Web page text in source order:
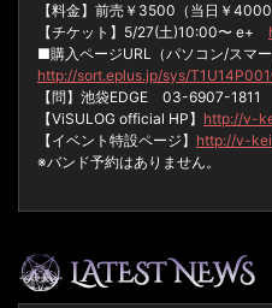
【料金】前売￥3500（当日￥
【チケット】5/27(土)10:00〜 e+
■購入ページURL（パソコン/スマー
http://sort.eplus.jp/sys/
【問】池袋EDGE 03-6907-1811
【ViSULOG official HP】 http://v-
【イベント特設ページ】 http://v-
※バンド予約はありません。